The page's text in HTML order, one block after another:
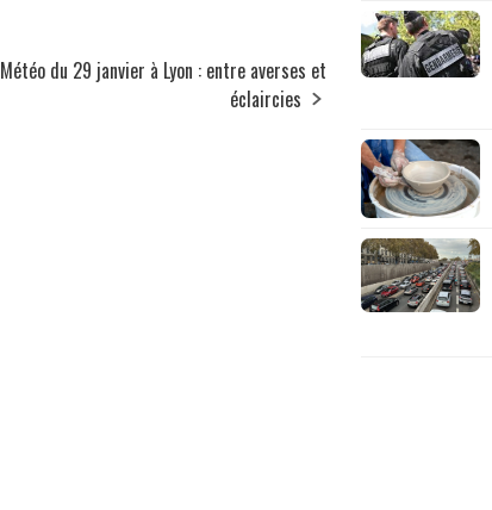
Météo du 29 janvier à Lyon : entre averses et
éclaircies